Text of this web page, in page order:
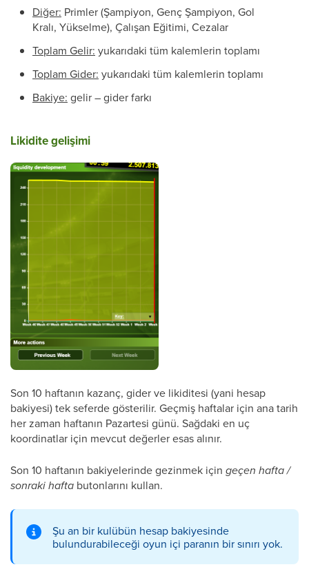
Diğer: Primler (Şampiyon, Genç Şampiyon, Gol
Kralı, Yükselme), Çalışan Eğitimi, Cezalar
Toplam Gelir: yukarıdaki tüm kalemlerin toplamı
Toplam Gider: yukarıdaki tüm kalemlerin toplamı
Bakiye: gelir – gider farkı
Likidite gelişimi
Son 10 haftanın kazanç, gider ve likiditesi (yani hesap
bakiyesi) tek seferde gösterilir. Geçmiş haftalar için ana tarih
her zaman haftanın Pazartesi günü. Sağdaki en uç
koordinatlar için mevcut değerler esas alınır.
Son 10 haftanın bakiyelerinde gezinmek için geçen hafta /
sonraki hafta butonlarını kullan.
Şu an bir kulübün hesap bakiyesinde
bulundurabileceği oyun içi paranın bir sınırı yok.